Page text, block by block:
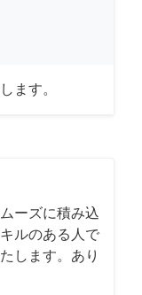
ます。
ーズに積み込
ルのある人で
します。あり